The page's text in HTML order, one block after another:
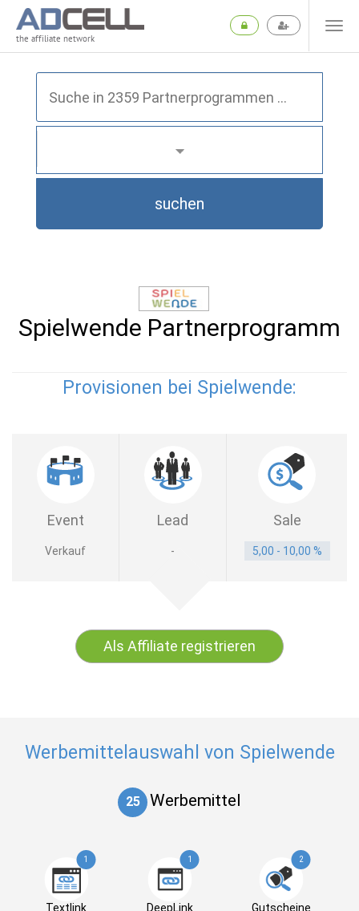
the affiliate network
suchen
Spielwende Partnerprogramm
Provisionen bei Spielwende:
Event Lead Sale
Verkauf - 5,00 - 10,00 %
Als Affiliate registrieren
Werbemittelauswahl von Spielwende
25 Werbemittel
1
Textlink
1
DeepLink
2
Gutscheine